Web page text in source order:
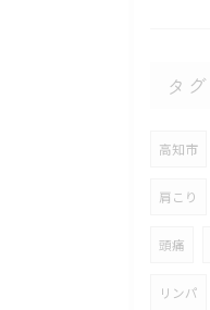
タグ
高知市
肩こり
頭痛
リンパ